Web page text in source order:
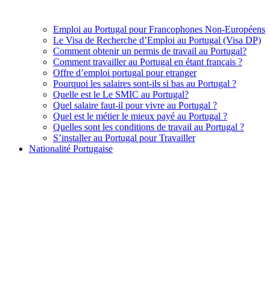
Emploi au Portugal pour Francophones Non-Européens
Le Visa de Recherche d’Emploi au Portugal (Visa DP)
Comment obtenir un permis de travail au Portugal?
Comment travailler au Portugal en étant français ?
Offre d’emploi portugal pour etranger
Pourquoi les salaires sont-ils si bas au Portugal ?
Quelle est le Le SMIC au Portugal?
Quel salaire faut-il pour vivre au Portugal ?
Quel est le métier le mieux payé au Portugal ?
Quelles sont les conditions de travail au Portugal ?
S’installer au Portugal pour Travailler
Nationalité Portugaise